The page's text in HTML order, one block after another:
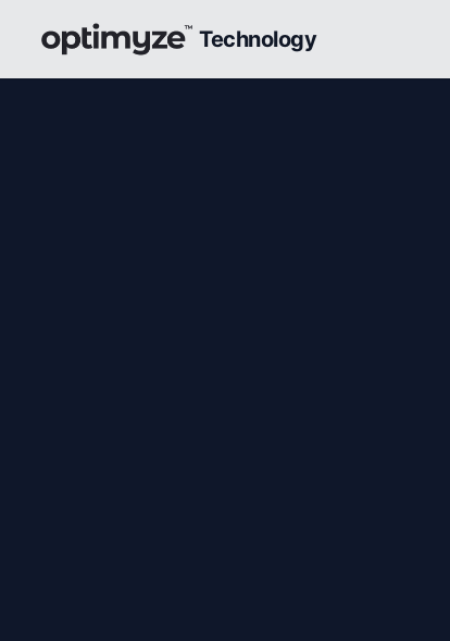
Technology